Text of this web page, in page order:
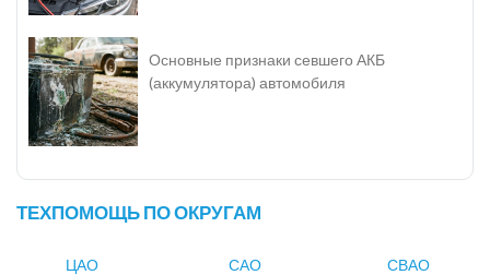
Основные признаки севшего АКБ
(аккумулятора) автомобиля
ТЕХПОМОЩЬ ПО ОКРУГАМ
ЦАО САО СВАО